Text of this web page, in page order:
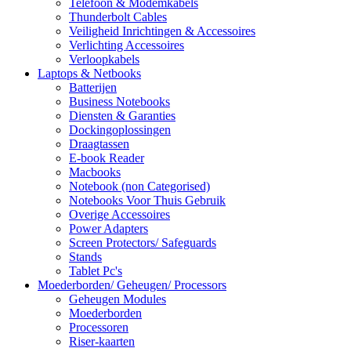
Telefoon & Modemkabels
Thunderbolt Cables
Veiligheid Inrichtingen & Accessoires
Verlichting Accessoires
Verloopkabels
Laptops & Netbooks
Batterijen
Business Notebooks
Diensten & Garanties
Dockingoplossingen
Draagtassen
E-book Reader
Macbooks
Notebook (non Categorised)
Notebooks Voor Thuis Gebruik
Overige Accessoires
Power Adapters
Screen Protectors/ Safeguards
Stands
Tablet Pc's
Moederborden/ Geheugen/ Processors
Geheugen Modules
Moederborden
Processoren
Riser-kaarten